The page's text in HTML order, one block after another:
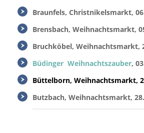
Braunfels, Christnikelsmarkt,
Brensbach, Weihnachtsmarkt,
Bruchköbel, Weihnachtsmarkt,
Büdinger Weihnachtszauber,
Büttelborn, Weihnachtsmarkt,
Butzbach, Weihnachtsmarkt,